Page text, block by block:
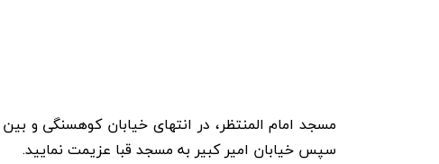
سپس خیابان امیر کبیر به مسجد قبا عزیمت نمایید.